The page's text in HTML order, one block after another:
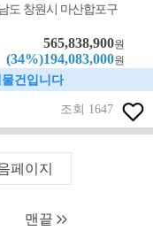
도 창원시 마산합포구
565,838,900원
(34%)194,083,000원
건입니다
조회 1647
페이지
맨끝